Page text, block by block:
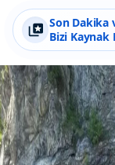
Son Dakika
Bizi Kaynak